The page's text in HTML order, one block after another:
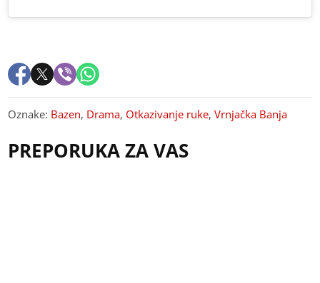
Oznake: Bazen, Drama, Otkazivanje ruke,Vrnjačka Banja
PREPORUKA ZA VAS